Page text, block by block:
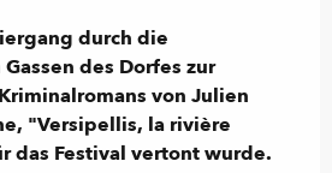
durch die
des Dorfes zur
von Julien
"Versipellis, la rivière
das Festival vertont wurde.